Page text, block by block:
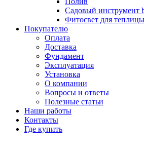
Садовый инструмент
Фитосвет для теплицы
Покупателю
Оплата
Доставка
Фундамент
Эксплуатация
Установка
О компании
Вопросы и ответы
Полезные статьи
Наши работы
Контакты
Где купить